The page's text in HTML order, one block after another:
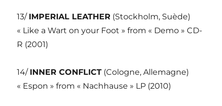
13/ IMPERIAL LEATHER (Stockholm, Suède)
« Like a Wart on your Foot » from « Demo » CD-
R (2001)
14/ INNER CONFLICT (Cologne, Allemagne)
« Espon » from « Nachhause » LP (2010)